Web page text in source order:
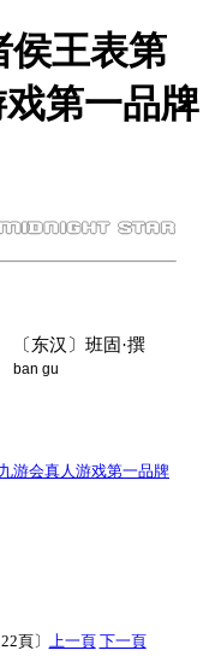
侯王表第
第一品牌
〔东汉〕班固·撰
ban gu
游会真人游戏第一品牌
頁〕 上一頁 下一頁